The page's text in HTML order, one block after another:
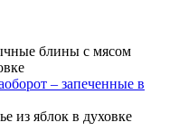
– запеченные в